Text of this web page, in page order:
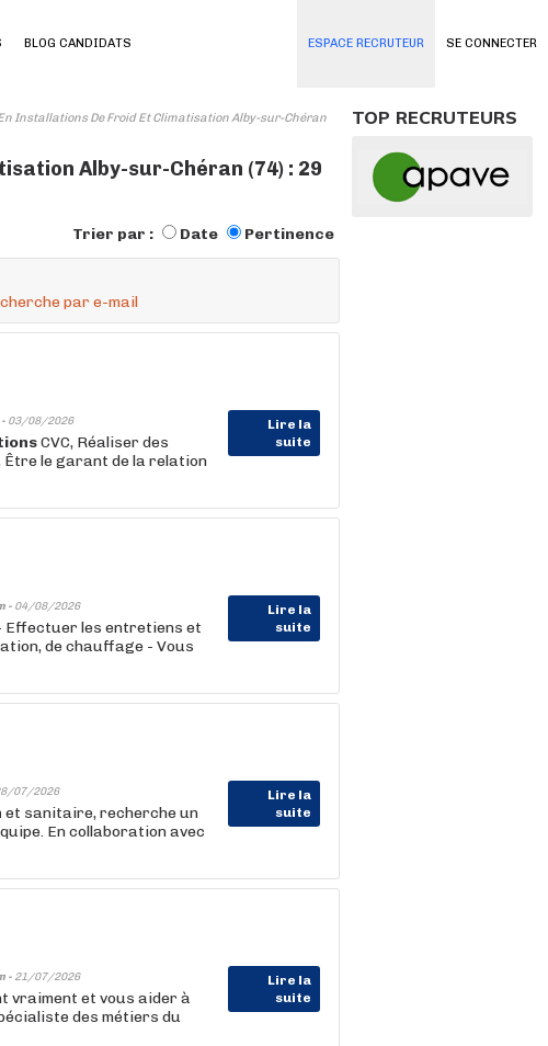
SE CONNECTER
BLOG CANDIDATS ESPACE RECRUTEUR
Installations De Froid Et Climatisation Alby-sur-Chéran
Alby-sur-Chéran (74) : 29
Trier par : Date Pertinence
par e-mail
03/08/2026
Lire la
suite
CVC, Réaliser des
Être le garant de la relation
- 04/08/2026
Lire la
suite
Effectuer les entretiens et
de chauffage - Vous
07/2026
Lire la
suite
et sanitaire, recherche un
En collaboration avec
- 21/07/2026
Lire la
suite
vraiment et vous aider à
des métiers du
TOP RECRUTEURS